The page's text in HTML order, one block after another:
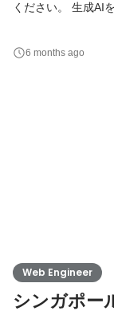
ください。 生成AI
えるとうれしいです。 また、お客さまとも生成AIを
PoC（実証実験）
6 months ago
Web Engineer
シンガポー